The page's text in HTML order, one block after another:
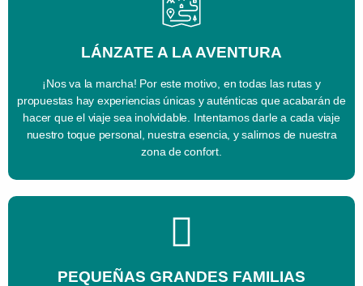
LÁNZATE A LA AVENTURA
¡Nos va la marcha! Por este motivo, en todas las rutas y
propuestas hay experiencias únicas y auténticas que acabarán de
hacer que el viaje sea inolvidable. Intentamos darle a cada viaje
nuestro toque personal, nuestra esencia, y salirnos de nuestra
zona de confort.
PEQUEÑAS GRANDES FAMILIAS